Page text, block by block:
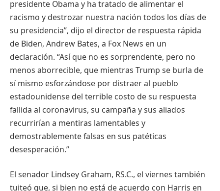
presidente Obama y ha tratado de alimentar el
racismo y destrozar nuestra nación todos los días de
su presidencia”, dijo el director de respuesta rápida
de Biden, Andrew Bates, a Fox News en un
declaración. “Así que no es sorprendente, pero no
menos aborrecible, que mientras Trump se burla de
sí mismo esforzándose por distraer al pueblo
estadounidense del terrible costo de su respuesta
fallida al coronavirus, su campaña y sus aliados
recurrirían a mentiras lamentables y
demostrablemente falsas en sus patéticas
desesperación.”
El senador Lindsey Graham, RS.C., el viernes también
tuiteó que, si bien no está de acuerdo con Harris en